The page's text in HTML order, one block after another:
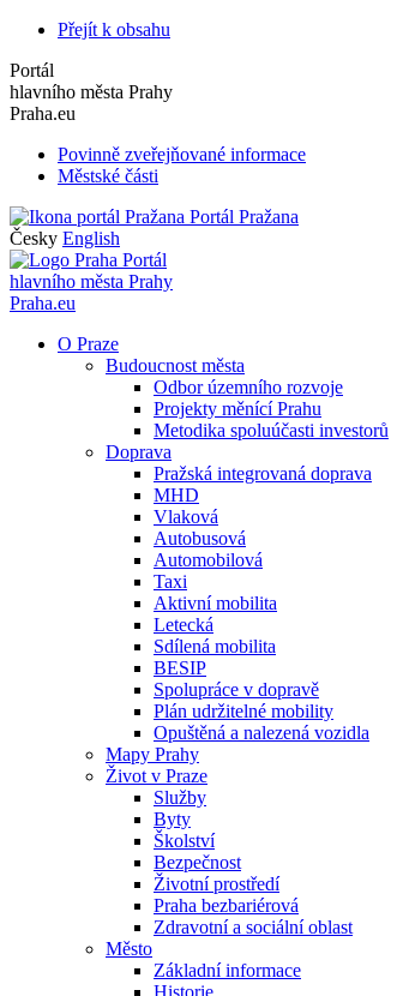
Přejít k obsahu
Portál
hlavního města Prahy
Praha.eu
Povinně zveřejňované informace
Městské části
Portál Pražana
Česky English
Portál
hlavního města Prahy
Praha.eu
O Praze
Budoucnost města
Odbor územního rozvoje
Projekty měnící Prahu
Metodika spoluúčasti investorů
Doprava
Pražská integrovaná doprava
MHD
Vlaková
Autobusová
Automobilová
Taxi
Aktivní mobilita
Letecká
Sdílená mobilita
BESIP
Spolupráce v dopravě
Plán udržitelné mobility
Opuštěná a nalezená vozidla
Mapy Prahy
Život v Praze
Služby
Byty
Školství
Bezpečnost
Životní prostředí
Praha bezbariérová
Zdravotní a sociální oblast
Město
Základní informace
Historie